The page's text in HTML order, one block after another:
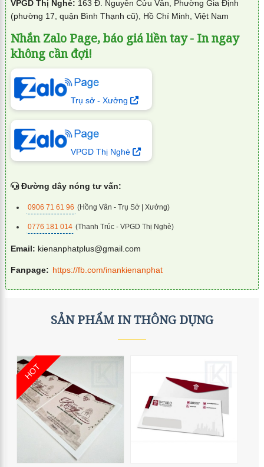
VPGD Thị Nghè: 163 Đ. Nguyễn Cửu Vân, Phường Gia Định
(phường 17, quận Bình Thạnh cũ), Hồ Chí Minh, Việt Nam
Nhắn Zalo Page, báo giá liền tay - In ngay
không cần đợi!
Trụ sở - Xưởng
VPGD Thị Nghè
Đường dây nóng tư vấn:
0906 71 61 96 (Hồng Vân - Trụ Sở | Xưởng)
0776 181 014 (Thanh Trúc - VPGD Thị Nghè)
Email: kienanphatplus@gmail.com
Fanpage: https://fb.com/inankienanphat
SẢN PHẨM IN THÔNG DỤNG
HOT